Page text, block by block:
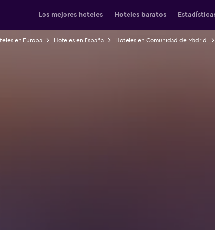
Los mejores hoteles Hoteles baratos
en Europa Hoteles en España Hoteles en Comunidad de Madrid